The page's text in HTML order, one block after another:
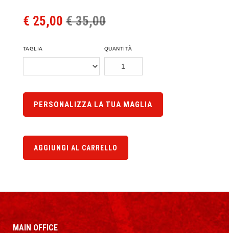
€ 25,00€ 35,00
TAGLIA QUANTITÀ
PERSONALIZZA LA TUA MAGLIA
AGGIUNGI AL CARRELLO
MAIN OFFICE